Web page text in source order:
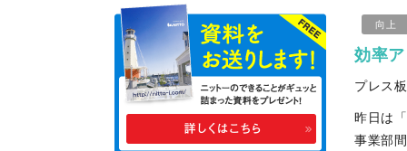
向上
効率
プレス
昨日は
事業部